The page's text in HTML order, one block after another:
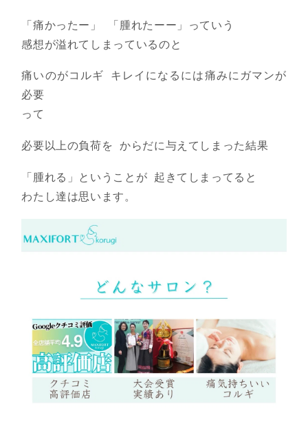
「痛かったー」 「腫れたーー」っていう
感想が溢れてしまっているのと
痛いのがコルギ キレイになるには痛みにガマンが
必要
って
必要以上の負荷を からだに与えてしまった結果
「腫れる」ということが 起きてしまってると
わたし達は思います。